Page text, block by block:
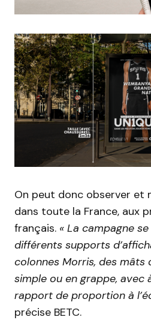
On peut donc observer et
dans toute la France, aux
français. « La campagne
différents supports
colonnes Morris, des mâts
simple ou en grappe, avec
rapport de proportion à
précise BETC.